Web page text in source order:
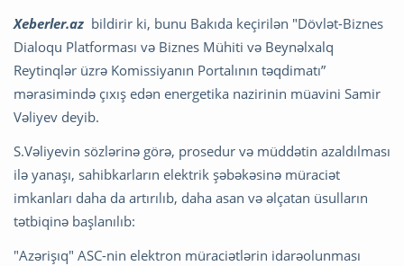
Xeberler.az bildirir ki, bunu Bakıda keçirilən "Dövlət-Biznes
Dialoqu Platforması və Biznes Mühiti və Beynəlxalq
Reytinqlər üzrə Komissiyanın Portalının təqdimatı”
mərasimində çıxış edən energetika nazirinin müavini Samir
Vəliyev deyib.
S.Vəliyevin sözlərinə görə, prosedur və müddətin azaldılması
ilə yanaşı, sahibkarların elektrik şəbəkəsinə müraciət
imkanları daha da artırılıb, daha asan və əlçatan üsulların
tətbiqinə başlanılıb:
"Azərişıq" ASC-nin elektron müraciətlərin idarəolunması